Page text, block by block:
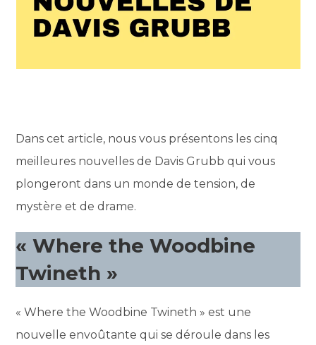
Dans cet article, nous vous présentons les cinq
meilleures nouvelles de Davis Grubb qui vous
plongeront dans un monde de tension, de
mystère et de drame.
« Where the Woodbine
Twineth »
« Where the Woodbine Twineth » est une
nouvelle envoûtante qui se déroule dans les